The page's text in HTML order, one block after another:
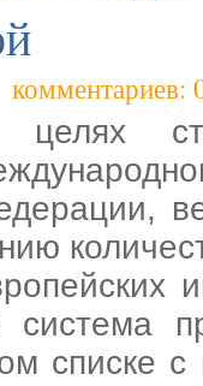
система
списке